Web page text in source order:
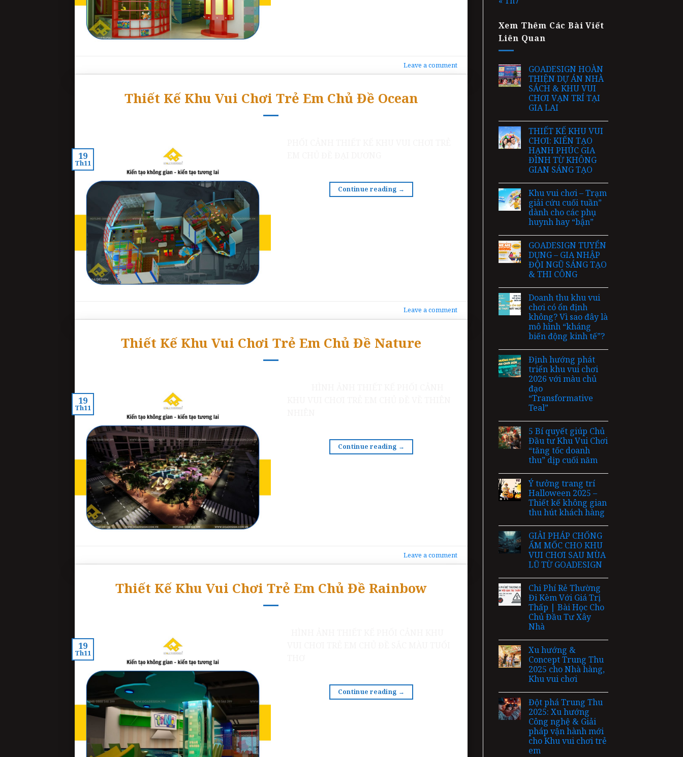
Leave a comment
Thiết Kế Khu Vui Chơi Trẻ Em Chủ Đề Ocean
19
Th11
Continue reading →
Leave a comment
Thiết Kế Khu Vui Chơi Trẻ Em Chủ Đề Nature
19
Th11
Continue reading →
Leave a comment
Thiết Kế Khu Vui Chơi Trẻ Em Chủ Đề Rainbow
19
Th11
Continue reading →
Xem Thêm Các Bài Viết
Liên Quan
GOADESIGN HOÀN
THIỆN DỰ ÁN NHÀ
SÁCH & KHU VUI
CHƠI VẠN TRÍ TẠI
GIA LAI
THIẾT KẾ KHU VUI
CHƠI: KIẾN TẠO
HẠNH PHÚC GIA
ĐÌNH TỪ KHÔNG
GIAN SÁNG TẠO
Khu vui chơi – Trạm
giải cứu cuối tuần”
dành cho các phụ
huynh hay “bận”
GOADESIGN TUYỂN
DỤNG – GIA NHẬP
ĐỘI NGŨ SÁNG TẠO
& THI CÔNG
Doanh thu khu vui
chơi có ổn định
không? Vì sao đây là
mô hình “kháng
biến động kinh tế”?
Định hướng phát
triển khu vui chơi
2026 với màu chủ
đạo
“Transformative
Teal”
5 Bí quyết giúp Chủ
Đầu tư Khu Vui Chơi
“tăng tốc doanh
thu” dịp cuối năm
Ý tưởng trang trí
Halloween 2025 –
Thiết kế không gian
thu hút khách hàng
GIẢI PHÁP CHỐNG
ẨM MỐC CHO KHU
VUI CHƠI SAU MÙA
LŨ TỪ GOADESIGN
Chi Phí Rẻ Thường
Đi Kèm Với Giá Trị
Thấp | Bài Học Cho
Chủ Đầu Tư Xây
Nhà
Xu hướng &
Concept Trung Thu
2025 cho Nhà hàng,
Khu vui chơi
Đột phá Trung Thu
2025: Xu hướng
Công nghệ & Giải
pháp vận hành mới
cho Khu vui chơi trẻ
em